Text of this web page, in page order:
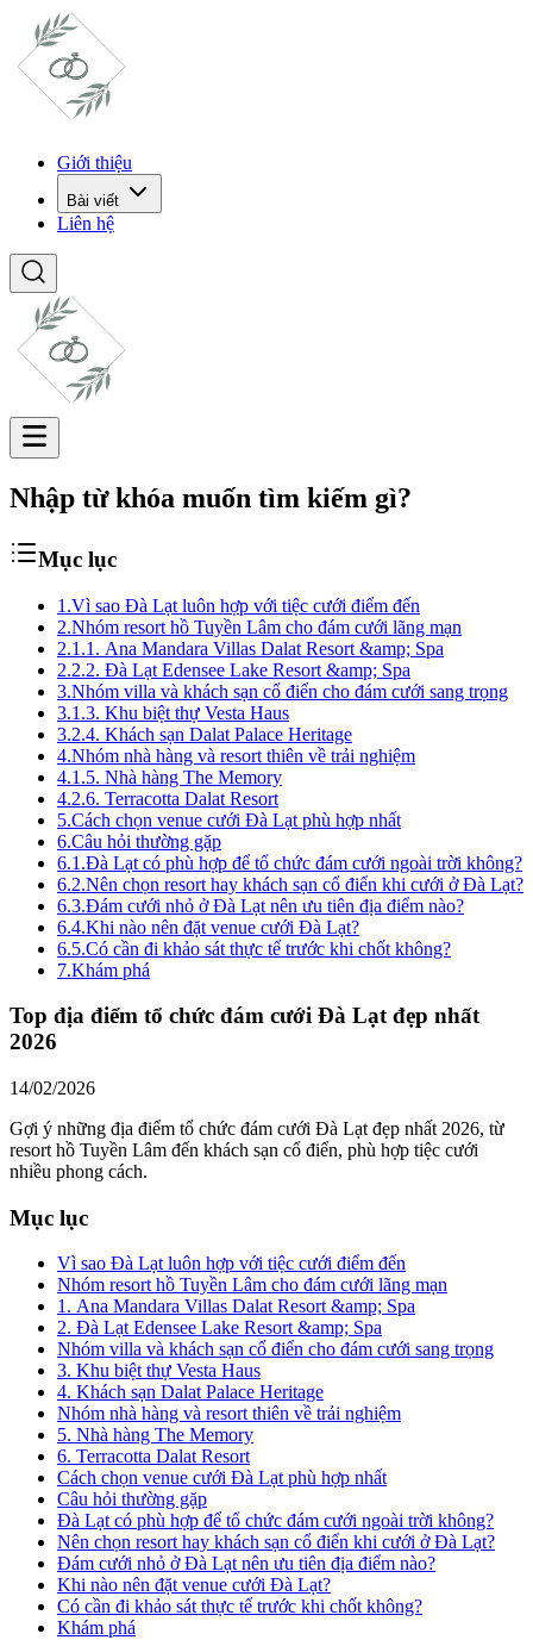
Giới thiệu
Bài viết
Liên hệ
Nhập từ khóa muốn tìm kiếm gì?
Mục lục
1.Vì sao Đà Lạt luôn hợp với tiệc cưới điểm đến
2.Nhóm resort hồ Tuyền Lâm cho đám cưới lãng mạn
2.1.1. Ana Mandara Villas Dalat Resort &amp; Spa
2.2.2. Đà Lạt Edensee Lake Resort &amp; Spa
3.Nhóm villa và khách sạn cổ điển cho đám cưới sang trọng
3.1.3. Khu biệt thự Vesta Haus
3.2.4. Khách sạn Dalat Palace Heritage
4.Nhóm nhà hàng và resort thiên về trải nghiệm
4.1.5. Nhà hàng The Memory
4.2.6. Terracotta Dalat Resort
5.Cách chọn venue cưới Đà Lạt phù hợp nhất
6.Câu hỏi thường gặp
6.1.Đà Lạt có phù hợp để tổ chức đám cưới ngoài trời không?
6.2.Nên chọn resort hay khách sạn cổ điển khi cưới ở Đà Lạt?
6.3.Đám cưới nhỏ ở Đà Lạt nên ưu tiên địa điểm nào?
6.4.Khi nào nên đặt venue cưới Đà Lạt?
6.5.Có cần đi khảo sát thực tế trước khi chốt không?
7.Khám phá
Top địa điểm tổ chức đám cưới Đà Lạt đẹp nhất
2026
14/02/2026
Gợi ý những địa điểm tổ chức đám cưới Đà Lạt đẹp nhất 2026, từ
resort hồ Tuyền Lâm đến khách sạn cổ điển, phù hợp tiệc cưới
nhiều phong cách.
Mục lục
Vì sao Đà Lạt luôn hợp với tiệc cưới điểm đến
Nhóm resort hồ Tuyền Lâm cho đám cưới lãng mạn
1. Ana Mandara Villas Dalat Resort &amp; Spa
2. Đà Lạt Edensee Lake Resort &amp; Spa
Nhóm villa và khách sạn cổ điển cho đám cưới sang trọng
3. Khu biệt thự Vesta Haus
4. Khách sạn Dalat Palace Heritage
Nhóm nhà hàng và resort thiên về trải nghiệm
5. Nhà hàng The Memory
6. Terracotta Dalat Resort
Cách chọn venue cưới Đà Lạt phù hợp nhất
Câu hỏi thường gặp
Đà Lạt có phù hợp để tổ chức đám cưới ngoài trời không?
Nên chọn resort hay khách sạn cổ điển khi cưới ở Đà Lạt?
Đám cưới nhỏ ở Đà Lạt nên ưu tiên địa điểm nào?
Khi nào nên đặt venue cưới Đà Lạt?
Có cần đi khảo sát thực tế trước khi chốt không?
Khám phá